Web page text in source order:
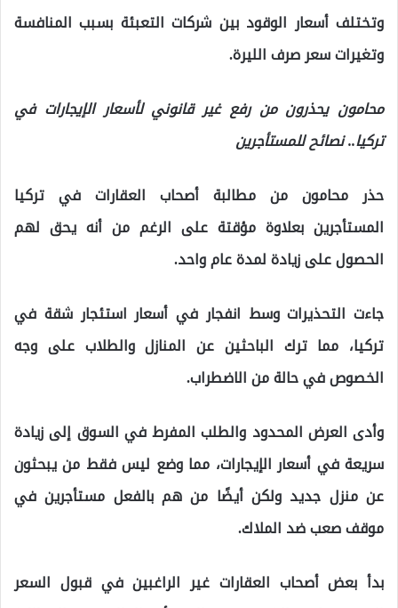
وتختلف أسعار الوقود بين شركات التعبئة بسبب المنافسة
وتغيرات سعر صرف الليرة.
محامون يحذرون من رفع غير قانوني لأسعار الإيجارات في
تركيا.. نصائح للمستأجرين
حذر محامون من مطالبة أصحاب العقارات في تركيا
المستأجرين بعلاوة مؤقتة على الرغم من أنه يحق لهم
الحصول على زيادة لمدة عام واحد.
جاءت التحذيرات وسط انفجار في أسعار استئجار شقة في
تركيا، مما ترك الباحثين عن المنازل والطلاب على وجه
الخصوص في حالة من الاضطراب.
وأدى العرض المحدود والطلب المفرط في السوق إلى زيادة
سريعة في أسعار الإيجارات، مما وضع ليس فقط من يبحثون
عن منزل جديد ولكن أيضًا من هم بالفعل مستأجرين في
موقف صعب ضد الملاك.
بدأ بعض أصحاب العقارات غير الراغبين في قبول السعر